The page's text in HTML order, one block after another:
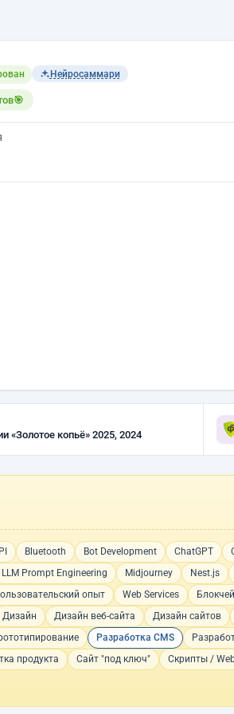
Нейросаммари
Победитель премии «Золотое копьё» 2025, 2024
Bluetooth Bot Development ChatGPT
LLM Prompt Engineering Midjourney Nest.js
опыт Web Services
Дизайн Дизайн веб-сайта Дизайн сайтов
Разработка CMS
продукта Сайт "под ключ" Скрипты /